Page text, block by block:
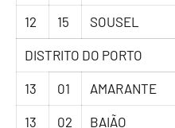
12 15 SOUSEL
DISTRITO DO PORTO
13 01 AMARANTE
13 02 BAIÃO